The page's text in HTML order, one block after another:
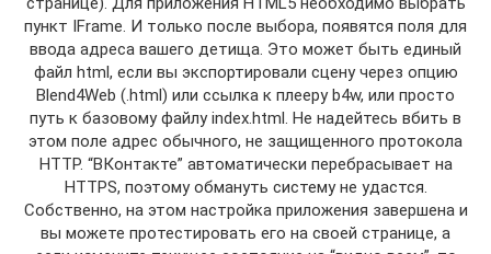
пункт IFrame. И только после выбора, появятся поля для
ввода адреса вашего детища. Это может быть единый
файл html, если вы экспортировали сцену через опцию
Blend4Web (.html) или ссылка к плееру b4w, или просто
путь к базовому файлу index.html. Не надейтесь вбить в
этом поле адрес обычного, не защищенного протокола
HTTP. “ВКонтакте” автоматически перебрасывает на
HTTPS, поэтому обмануть систему не удастся.
Собственно, на этом настройка приложения завершена и
вы можете протестировать его на своей странице, а